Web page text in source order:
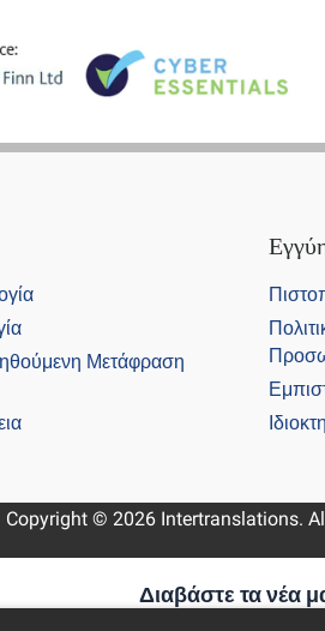
Μετάφραση
Copyright © 2026 Intertranslations.
Διαβάστε τα νέα